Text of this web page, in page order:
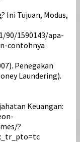
Ini Tujuan, Modus,
90/1590143/apa-
contohnya
Penegakan
Laundering).
Keuangan:
?